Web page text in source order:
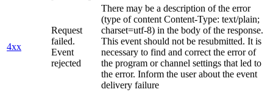
4xx
Request
failed.
Event
rejected
There may be a description of the error
(type of content Content-Type: text/plain;
charset=utf-8) in the body of the response.
This event should not be resubmitted. It is
necessary to find and correct the error of
the program or channel settings that led to
the error. Inform the user about the event
delivery failure